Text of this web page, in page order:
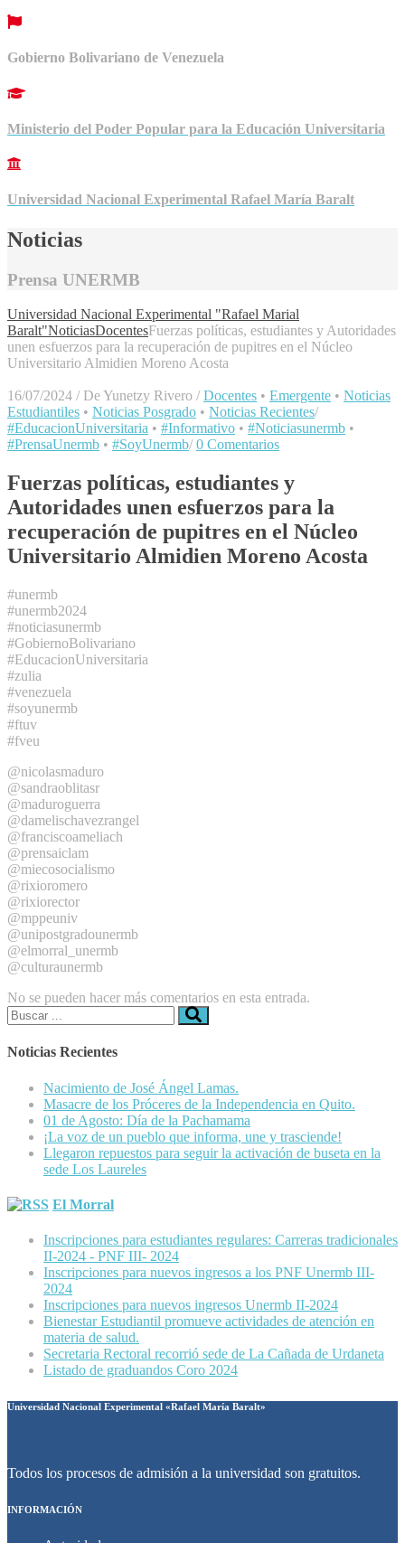
Gobierno Bolivariano de Venezuela
Ministerio del Poder Popular para la Educación Universitaria
Universidad Nacional Experimental Rafael María Baralt
Noticias
Prensa UNERMB
Universidad Nacional Experimental "Rafael Marial
Baralt"NoticiasDocentesFuerzas políticas, estudiantes y Autoridades
unen esfuerzos para la recuperación de pupitres en el Núcleo
Universitario Almidien Moreno Acosta
16/07/2024 / De Yunetzy Rivero / Docentes • Emergente • Noticias
Estudiantiles • Noticias Posgrado • Noticias Recientes/
#EducacionUniversitaria • #Informativo • #Noticiasunermb •
#PrensaUnermb • #SoyUnermb/ 0 Comentarios
Fuerzas políticas, estudiantes y
Autoridades unen esfuerzos para la
recuperación de pupitres en el Núcleo
Universitario Almidien Moreno Acosta
#unermb
#unermb2024
#noticiasunermb
#GobiernoBolivariano
#EducacionUniversitaria
#zulia
#venezuela
#soyunermb
#ftuv
#fveu
@nicolasmaduro
@sandraoblitasr
@maduroguerra
@damelischavezrangel
@franciscoameliach
@prensaiclam
@miecosocialismo
@rixioromero
@rixiorector
@mppeuniv
@unipostgradounermb
@elmorral_unermb
@culturaunermb
No se pueden hacer más comentarios en esta entrada.
Buscar:
Noticias Recientes
Nacimiento de José Ángel Lamas.
Masacre de los Próceres de la Independencia en Quito.
01 de Agosto: Día de la Pachamama
¡La voz de un pueblo que informa, une y trasciende!
Llegaron repuestos para seguir la activación de buseta en la
sede Los Laureles
El Morral
Inscripciones para estudiantes regulares: Carreras tradicionales
II-2024 - PNF III- 2024
Inscripciones para nuevos ingresos a los PNF Unermb III-
2024
Inscripciones para nuevos ingresos Unermb II-2024
Bienestar Estudiantil promueve actividades de atención en
materia de salud.
Secretaria Rectoral recorrió sede de La Cañada de Urdaneta
Listado de graduandos Coro 2024
Universidad Nacional Experimental «Rafael María Baralt»
Todos los procesos de admisión a la universidad son gratuitos.
INFORMACIÓN